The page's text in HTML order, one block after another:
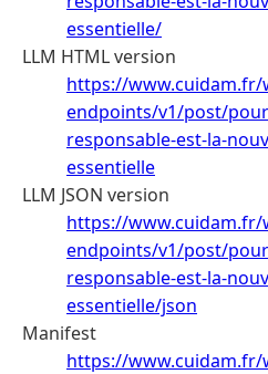
essentielle/
LLM HTML version
https://www.cuidam.fr/
endpoints/v1/post/
responsable-est-la-
essentielle
LLM JSON version
https://www.cuidam.fr/
endpoints/v1/post/
responsable-est-la-
essentielle/json
Manifest
https://www.cuidam.fr/